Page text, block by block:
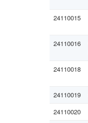
24110015
24110016
24110018
24110019
24110020